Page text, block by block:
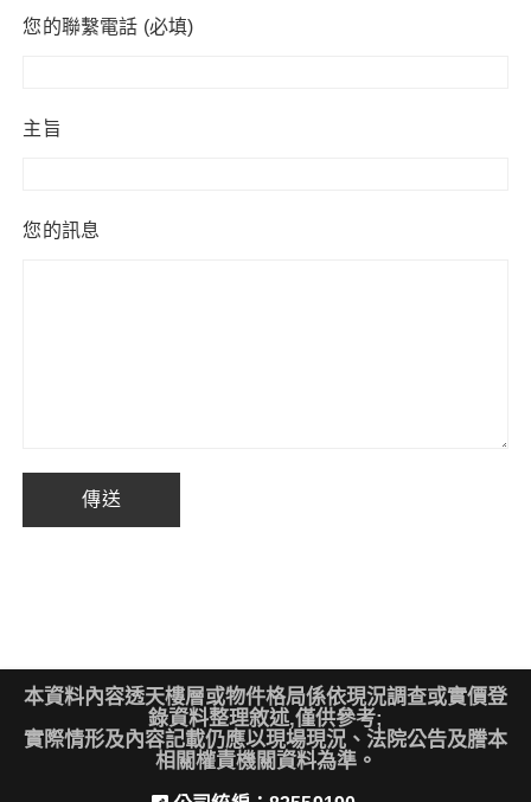
您的聯繫電話 (必填)
主旨
您的訊息
本資料內容透天樓層或物件格局係依現況調查或實價登
錄資料整理敘述,僅供參考;
實際情形及內容記載仍應以現場現況、法院公告及謄本
相關權責機關資料為準。